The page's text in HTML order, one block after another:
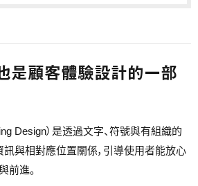
是顧客體驗設計的一部
Design）是透過文字、符號與有組織的
訊與相對應位置關係，引導使用者能放心
前進。